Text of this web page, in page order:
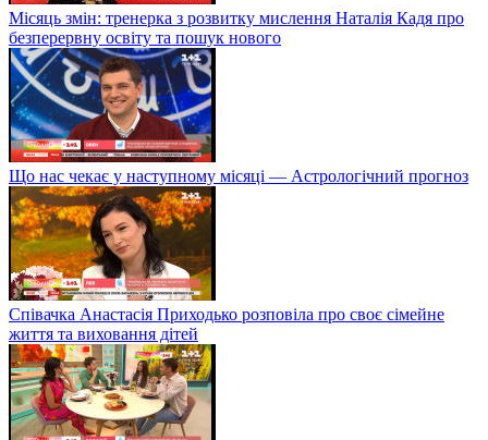
Місяць змін: тренерка з розвитку мислення Наталія Кадя про
безперервну освіту та пошук нового
Що нас чекає у наступному місяці — Астрологічний прогноз
Співачка Анастасія Приходько розповіла про своє сімейне
життя та виховання дітей